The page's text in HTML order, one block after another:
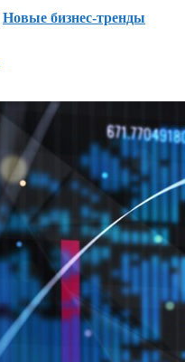
Новые бизнес-тренды